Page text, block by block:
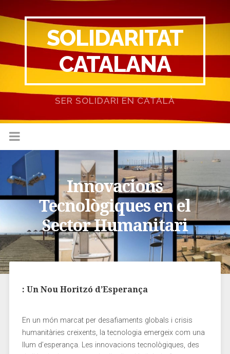
SOLIDARITAT
CATALANA
SER SOLIDARI EN CATALÀ
Innovacions
Tecnològiques en el
Sector Humanitari
: Un Nou Horitzó d’Esperança
En un món marcat per desafiaments globals i ⁣crisis
humanitàries creixents, la tecnologia emergeix com una
llum d’esperança. Les⁢ innovacions tecnològiques, des